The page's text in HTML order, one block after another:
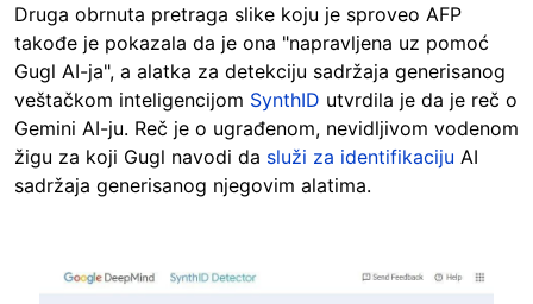
Druga obrnuta pretraga slike koju je sproveo AFP
takođe je pokazala da je ona "napravljena uz pomoć
Gugl AI-ja", a alatka za detekciju sadržaja generisanog
veštačkom inteligencijom SynthID utvrdila je da je reč o
Gemini AI-ju. Reč je o ugrađenom, nevidljivom vodenom
žigu za koji Gugl navodi da služi za identifikaciju AI
sadržaja generisanog njegovim alatima.
Image